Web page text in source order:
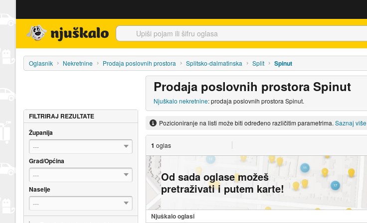
Oglasnik Nekretnine Prodaja poslovnih prostora Splitsko-dalmatinska Split Spinut
Prodaja poslovnih prostora Spinut
Njuškalo nekretnine: prodaja poslovnih prostora Spinut.
Pozicioniranje na listi može biti određeno različitim parametrima. Saznaj više
1 oglas
Od sada oglase možeš
pretraživati i putem karte!
Njuškalo oglasi
FILTRIRAJ REZULTATE
Županija
---
Grad/Općina
---
Naselje
---